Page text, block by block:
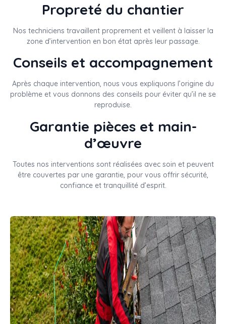
Propreté du chantier
Nos techniciens travaillent proprement et veillent à laisser la
zone d’intervention en bon état après leur passage.
Conseils et accompagnement
Après chaque intervention, nous vous expliquons l’origine du
problème et vous donnons des conseils pour éviter qu’il ne se
reproduise.
Garantie pièces et main-
d’œuvre
Toutes nos interventions sont réalisées avec soin et peuvent
être couvertes par une garantie, pour vous offrir sécurité,
confiance et tranquillité d’esprit.